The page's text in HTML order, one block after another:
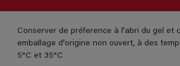
Conserver de préference à l'abri du gel et
emballage d'origine non ouvert, à des
5°C et 35°C